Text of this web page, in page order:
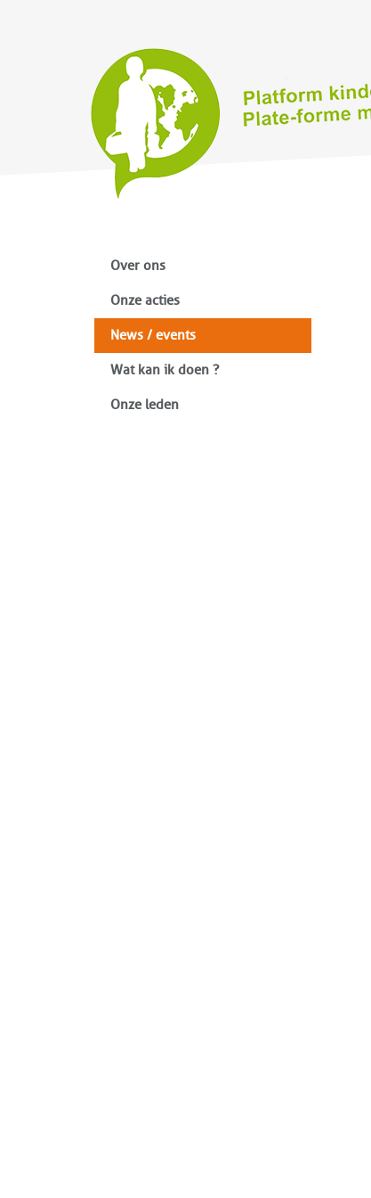
Over ons
Onze acties
News / events
Wat kan ik doen ?
Onze leden